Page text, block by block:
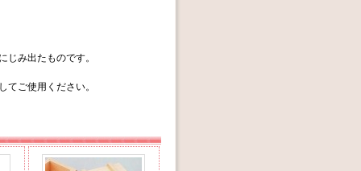
み出たものです。
ご使用ください。